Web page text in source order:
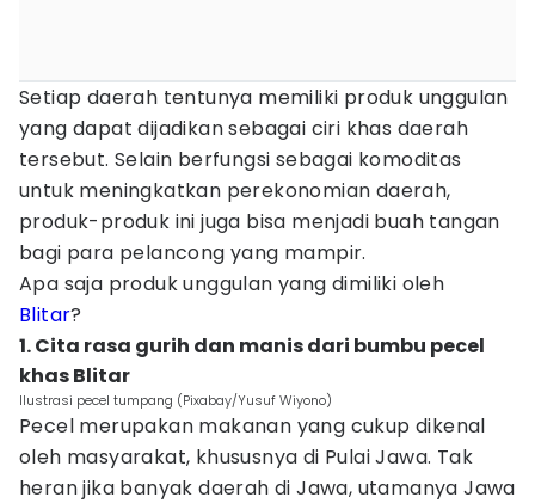
Setiap daerah tentunya memiliki produk unggulan
yang dapat dijadikan sebagai ciri khas daerah
tersebut. Selain berfungsi sebagai komoditas
untuk meningkatkan perekonomian daerah,
produk-produk ini juga bisa menjadi buah tangan
bagi para pelancong yang mampir.
Apa saja produk unggulan yang dimiliki oleh
Blitar?
1. Cita rasa gurih dan manis dari bumbu pecel
khas Blitar
Ilustrasi pecel tumpang (Pixabay/Yusuf Wiyono)
Pecel merupakan makanan yang cukup dikenal
oleh masyarakat, khususnya di Pulai Jawa. Tak
heran jika banyak daerah di Jawa, utamanya Jawa